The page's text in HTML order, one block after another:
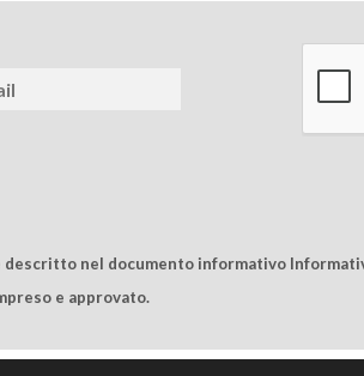
nel documento informativo
e approvato.